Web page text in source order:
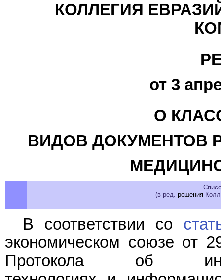
КОЛЛЕГИЯ
от 3
О
ВИДОВ ДОКУМЕНТОВ
(в ред. решения
В соответствии со
экономическом союзе от
Протокола об